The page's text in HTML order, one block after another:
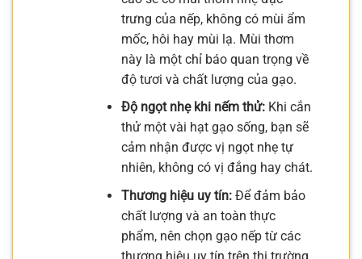
trưng của nếp, không có mùi ẩm
mốc, hôi hay mùi lạ. Mùi thơm
này là một chỉ báo quan trọng về
độ tươi và chất lượng của gạo.
Độ ngọt nhẹ khi nếm thử:Khi cắn
thử một vài hạt gạo sống, bạn sẽ
cảm nhận được vị ngọt nhẹ tự
nhiên, không có vị đắng hay chát.
Thương hiệu uy tín:Để đảm bảo
chất lượng và an toàn thực
phẩm, nên chọn gạo nếp từ các